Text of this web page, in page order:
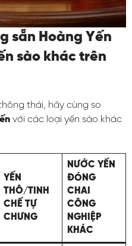
sẵn Hoàng Yến
sào khác trên
thái, hãy cùng so
với các loại yến sào khác
YẾN
THÔ/TINH
CHẾ TỰ
CHƯNG
NƯỚC YẾN
ĐÓNG
CHAI
CÔNG
NGHIỆP
KHÁC